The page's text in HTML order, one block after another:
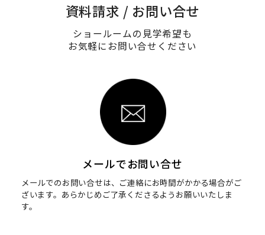
資料請求 / お問い合せ
ショールームの見学希望も
お気軽にお問い合せください
メールでお問い合せ
メールでのお問い合せは、ご連絡にお時間がかかる場合がご
ざいます。 あらかじめご了承くださるようお願いいたしま
す。